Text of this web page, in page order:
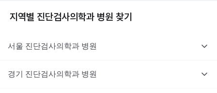
지역별 진단검사의학과 병원 찾기
서울 진단검사의학과 병원
경기 진단검사의학과 병원